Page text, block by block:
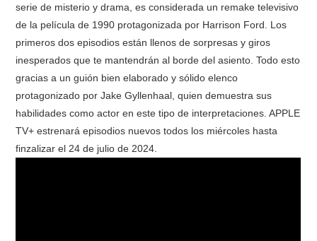
serie de misterio y drama, es considerada un remake televisivo
de la película de 1990 protagonizada por Harrison Ford. Los
primeros dos episodios están llenos de sorpresas y giros
inesperados que te mantendrán al borde del asiento. Todo esto
gracias a un guión bien elaborado y sólido elenco
protagonizado por Jake Gyllenhaal, quien demuestra sus
habilidades como actor en este tipo de interpretaciones. APPLE
TV+ estrenará episodios nuevos todos los miércoles hasta
finzalizar el 24 de julio de 2024.